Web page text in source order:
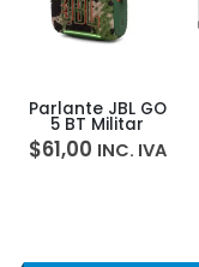
Parlante JBL GO
5 BT Militar
$61,00 INC. IVA